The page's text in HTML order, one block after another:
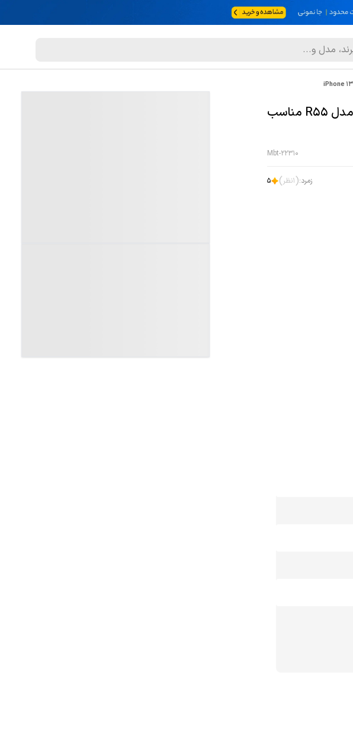
کاور AutoFocous ضد ضربه جا کارتی دار مدل R55 مناسب
Mbt-22310
زمرد:(
1نظر)
5